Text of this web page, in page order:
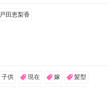
戸田恵梨香
子供 現在 嫁 髪型